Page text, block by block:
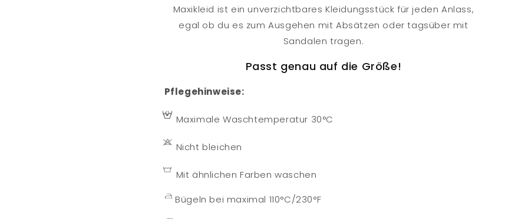
Maxikleid ist ein unverzichtbares Kleidungsstück für jeden Anlass,
egal ob du es zum Ausgehen mit Absätzen oder tagsüber mit
Sandalen tragen.
Passt genau auf die Größe!
Pflegehinweise:
Maximale Waschtemperatur 30°C
Nicht bleichen
Mit ähnlichen Farben waschen
Bügeln bei maximal 110°C/230°F